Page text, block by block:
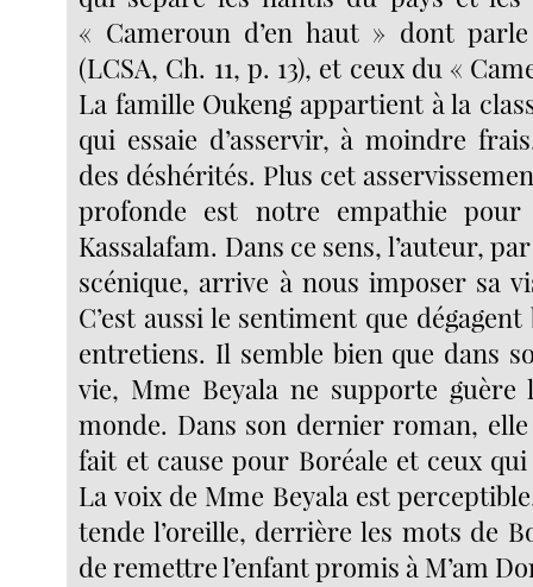
« Cameroun d’en haut » dont
(LCSA, Ch. 11, p. 13), et ceux du «
La famille Oukeng appartient à la
qui essaie d’asservir, à moindre
des déshérités. Plus cet
profonde est notre empathie
Kassalafam. Dans ce sens, l’auteur,
scénique, arrive à nous imposer sa
C’est aussi le sentiment que
entretiens. Il semble bien que dans
vie, Mme Beyala ne supporte guère
monde. Dans son dernier roman,
fait et cause pour Boréale et ceux
La voix de Mme Beyala est
tende l’oreille, derrière les mots de
de remettre l’enfant promis à M’am